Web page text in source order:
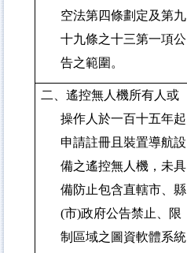
空法第四條劃定及第九
十九條之十三第一項公
告之範圍。
二、遙控無人機所有人或
操作人於一百十五年起
申請註冊且裝置導航設
備之遙控無人機，未具
備防止包含直轄市、縣
(市)政府公告禁止、限
制區域之圖資軟體系統